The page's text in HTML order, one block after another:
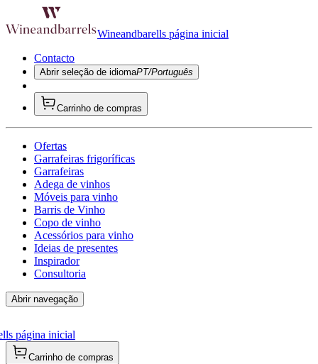
Wineandbarells página inicial
Contacto
Abrir seleção de idiomaPT/Português
Carrinho de compras
Ofertas
Garrafeiras frigoríficas
Garrafeiras
Adega de vinhos
Móveis para vinho
Barris de Vinho
Copo de vinho
Acessórios para vinho
Ideias de presentes
Inspirador
Consultoria
Abrir navegação
página inicial
Carrinho de compras